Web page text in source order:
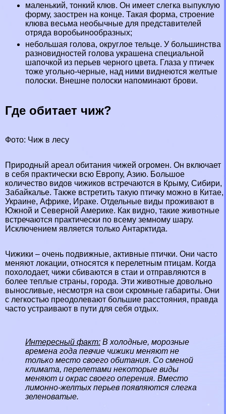
маленький, тонкий клюв. Он имеет слегка выпуклую
форму, заострен на конце. Такая форма, строение
клюва весьма необычные для представителей
отряда воробьинообразных;
небольшая голова, округлое тельце. У большинства
разновидностей голова украшена специальной
шапочкой из перьев черного цвета. Глаза у птичек
тоже угольно-черные, над ними виднеются желтые
полоски. Внешне полоски напоминают брови.
Где обитает чиж?
Фото: Чиж в лесу
Природный ареал обитания чижей огромен. Он включает
в себя пpaктически всю Европу, Азию. Большое
количество видов чижиков встречаются в Крыму, Сибири,
Забайкалье. Также встретить такую птичку можно в Китае,
Украине, Африке, Иpaке. Отдельные виды проживают в
Южной и Северной Америке. Как видно, такие животные
встречаются пpaктически по всему земному шару.
Исключением является только Антарктида.
Чижики – очень подвижные, активные птички. Они часто
меняют локации, относятся к перелетным птицам. Когда
похолодает, чижи сбиваются в стаи и отправляются в
более теплые страны, города. Эти животные довольно
выносливые, несмотря на свои скромные габариты. Они
с легкостью преодолевают большие расстояния, правда
часто устраивают в пути для себя отдых.
Интересный факт: В холодные, морозные
времена года певчие чижики меняют не
только место своего обитания. Со сменой
климата, перелетами некоторые виды
меняют и окрас своего оперения. Вместо
лимонно-желтых перьев появляются слегка
зеленоватые.